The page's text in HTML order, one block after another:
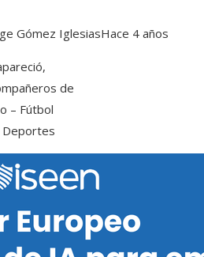
Gómez IglesiasHace 4 años